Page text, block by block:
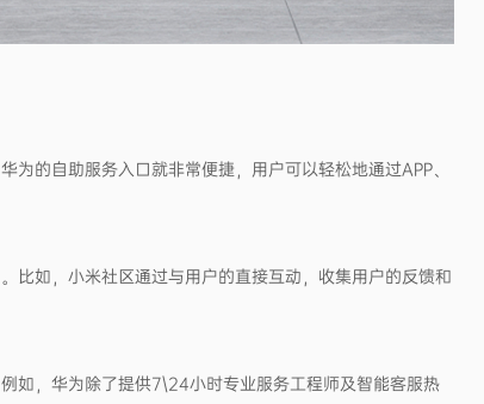
的自助服务入口就非常便捷，用户可以轻松地通过APP、
比如，小米社区通过与用户的直接互动，收集用户的反馈和
如，华为除了提供7\24小时专业服务工程师及智能客服热